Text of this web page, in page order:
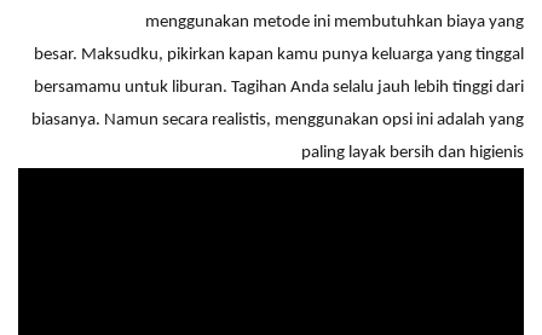
menggunakan metode ini membutuhkan biaya yang
besar. Maksudku, pikirkan kapan kamu punya keluarga yang tinggal
bersamamu untuk liburan. Tagihan Anda selalu jauh lebih tinggi dari
biasanya. Namun secara realistis, menggunakan opsi ini adalah yang
paling layak bersih dan higienis